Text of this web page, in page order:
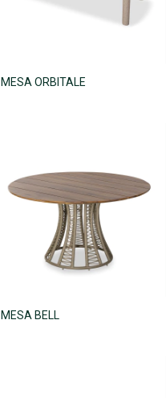
MESA ORBITALE
MESA BELL